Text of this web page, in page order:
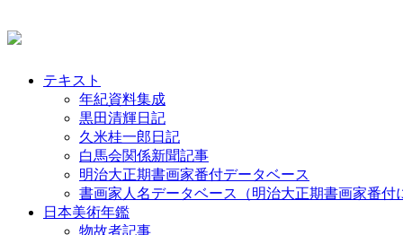
テキスト
年紀資料集成
黒田清輝日記
久米桂一郎日記
白馬会関係新聞記事
明治大正期書画家番付データベース
書画家人名データベース（明治大正期書画家番付
日本美術年鑑
物故者記事